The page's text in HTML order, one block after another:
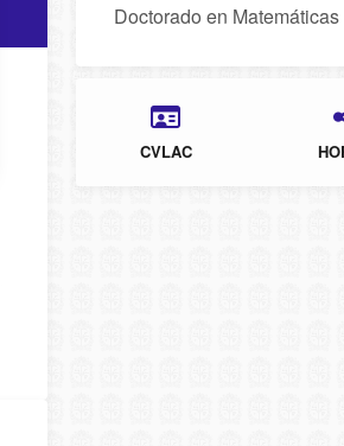
Doctorado en Matemáticas
CVLAC